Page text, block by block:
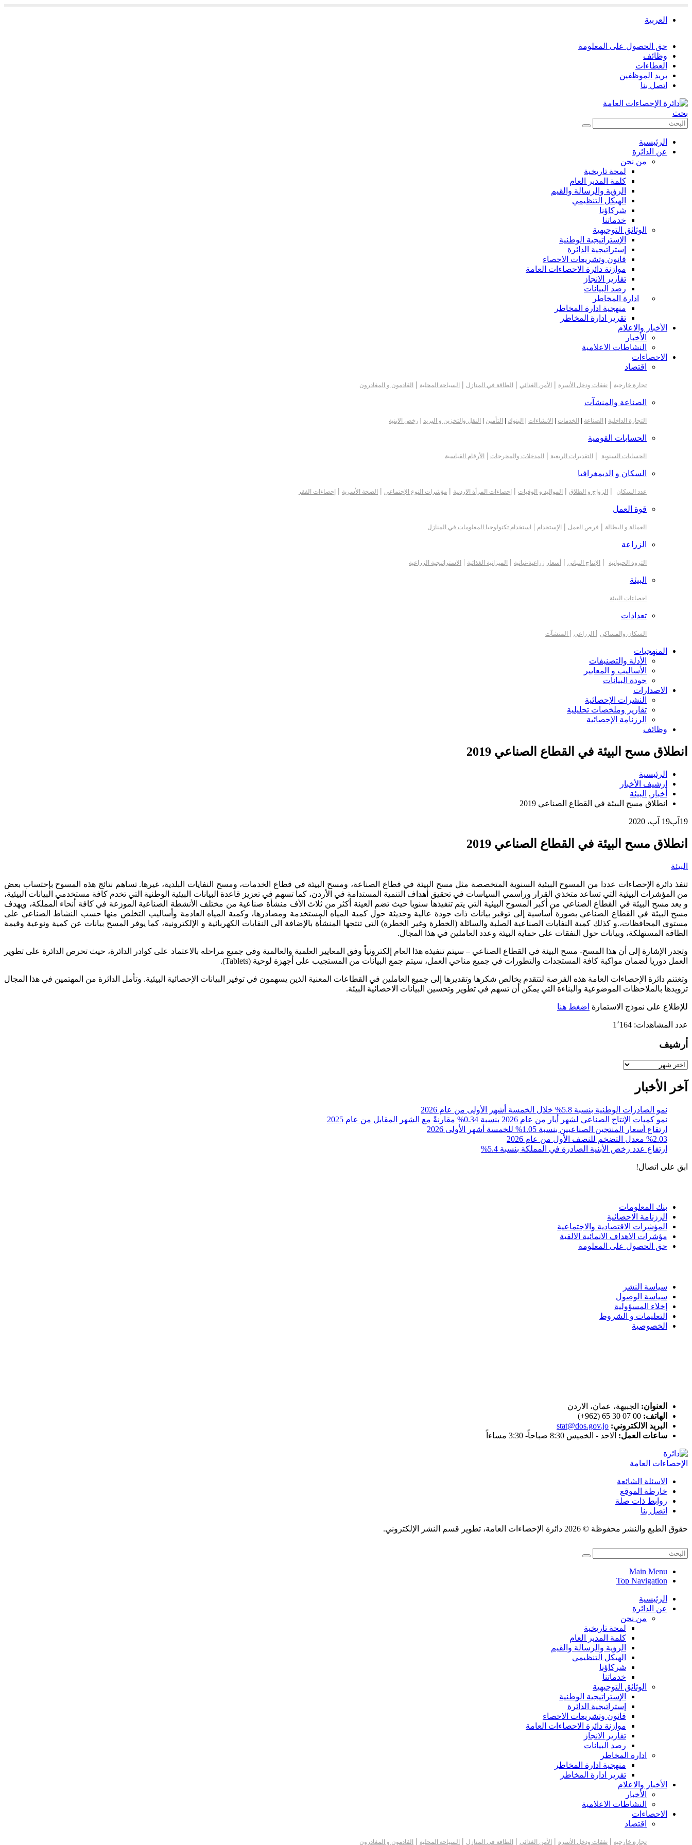
العربية
حق الحصول على المعلومة
وظائف
العطاءات
بريد الموظفين
اتصل بنا
بحث
الرئيسية
عن الدائرة
من نحن
لمحة تاريخية
كلمة المدير العام
الرؤية والرسالة والقيم
الهيكل التنظيمي
شركاؤنا
خدماتنا
الوثائق التوجيهية
الإستراتيجية الوطنية
إستراتيجية الدائرة
قانون وتشريعات الاحصاء
موازنة دائرة الاحصاءات العامة
تقارير الانجاز
رصد البيانات
ادارة المخاطر
منهجية ادارة المخاطر
تقرير ادارة المخاطر
الأخبار والاعلام
الأخبار
النشاطات الاعلامية
الاحصاءات
اقتصاد
تجارة خارجية | نفقات ودخل الأسرة | الأمن الغذائي | الطاقة في المنازل | السياحة المحلية | القادمون و المغادرون
الصناعة والمنشآت
التجارة الداخلية الصناعة الخدمات الانشاءات البنوك التأمين النقل والتخزين و البريد رخص الابنية
الحسابات القومية
الحسابات السنوية | التقديرات الربعية | المدخلات والمخرجات | الأرقام القياسية
السكان و الديمغرافيا
عدد السكان | الزواج و الطلاق | المواليد و الوفيات | إحصاءات المرأة الاردنية | مؤشرات النوع الإجتماعي | الصحة الأسرية | إحصاءات الفقر
قوة العمل
العمالة و البطالة | فرص العمل | الإستخدام | استخدام تكنولوجيا المعلومات في المنازل
الزراعة
الثروة الحيوانية | الإنتاج النباتي | أسعار زراعية-نباتية | الميزانية الغذائية | الاستراتيجية الزراعية
البيئة
احصاءات البيئة
تعدادات
السكان والمساكن | الزراعي | المنشآت
المنهجيات
الأدلة والتصنيفات
الأساليب و المعايير
جودة البيانات
الاصدارات
النشرات الإحصائية
تقارير وملخصات تحليلية
الرزنامة الإحصائية
وظائف
انطلاق مسح البيئة في القطاع الصناعي 2019
الرئيسية
ارشيف الأخبار
أخبار , البيئة
انطلاق مسح البيئة في القطاع الصناعي 2019
19 آب19 آب، 2020
انطلاق مسح البيئة في القطاع الصناعي 2019
البيئة
تنفذ دائرة الإحصاءات عددا من المسوح البيئية السنوية المتخصصة مثل مسح البيئة في قطاع الصناعة، ومسح البيئة في قطاع الخدمات، ومسح النفايات البلدية، غيرها. تساهم نتائج هذه المسوح بإحتساب بعض
من المؤشرات البيئية التي تساعد متخذي القرار وراسمي السياسات في تحقيق أهداف التنمية المستدامة في الأردن، كما تسهم في تعزيز قاعدة البيانات البيئية الوطنية التي تخدم كافة مستخدمي البيانات البيئية،
و يعد مسح البيئة في القطاع الصناعي من أكبر المسوح البيئية التي يتم تنفيذها سنويا حيث تضم العينة أكثر من ثلاث الأف منشأة صناعية من مختلف الأنشطة الصناعية الموزعة في كافة أنحاء المملكة، ويهدف
مسح البيئة في القطاع الصناعي بصورة أساسية إلى توفير بيانات ذات جودة عالية وحديثة حول كمية المياه المستخدمة ومصادرها، وكمية المياه العادمة وأساليب التخلص منها حسب النشاط الصناعي على
مستوى المحافظات،.و كذلك كمية النفايات الصناعية الصلبة والسائلة (الخطرة وغير الخطرة) التي تنتجها المنشأة بالإضافة الى النفايات الكهربائية و الإلكترونية، كما يوفر المسح بيانات عن كمية ونوعية وقيمة
الطاقة المستهلكة، وبيانات حول النفقات على حماية البيئة وعدد العاملين في هذا المجال.
وتجدر الإشارة إلى أن هذا المسح- مسح البيئة في القطاع الصناعي – سيتم تنفيذه هذا العام إلكترونياً وفق المعايير العلمية والعالمية وفي جميع مراحله بالاعتماد على كوادر الدائرة، حيث تحرص الدائرة على تطوير
العمل دوريا لضمان مواكبة كافة المستجدات والتطورات في جميع مناحي العمل، سيتم جمع البيانات من المستجيب على أجهزة لوحية (Tablets).
وتغتنم دائرة الإحصاءات العامة هذه الفرصة لتتقدم بخالص شكرها وتقديرها إلى جميع العاملين في القطاعات المعنية الذين يسهمون في توفير البيانات الإحصائية البيئية. وتأمل الدائرة من المهتمين في هذا المجال
تزويدها بالملاحظات الموضوعية والبناءة التي يمكن أن تسهم في تطوير وتحسين البيانات الاحصائية البيئة.
للإطلاع على نموذج الاستمارة اضغط هنا
عدد المشاهدات: 1٬164
أرشيف
أرشيف
آخر الأخبار
نمو الصادرات الوطنية بنسبة 5.8% خلال الخمسة أشهر الأولى من عام 2026
نمو كميات الإنتاج الصناعي لشهر أيار من عام 2026 بنسبة 0.34% مقارنةً مع الشهر المقابل من عام 2025
ارتفاع أسعار المنتجين الصناعيين بنسبة 1.05% للخمسة أشهر الأولى 2026
%2.03 معدل التضخم للنصف الأول من عام 2026
ارتفاع عدد رخص الأبنية الصادرة في المملكة بنسبة 5.4%
ابق على اتصال!
بنك المعلومات
الرزنامة الاحصائية
المؤشرات الاقتصادية والاجتماعية
مؤشرات الاهداف الانمائية الالفية
حق الحصول على المعلومة
سياسة النشر
سياسة الوصول
إخلاء المسؤولية
التعليمات و الشروط
الخصوصية
العنوان: الجبيهة، عمان، الاردن
الهاتف: 00 07 30 65 (962+)
البريد الالكتروني: stat@dos.gov.jo
ساعات العمل: الاحد - الخميس 8:30 صباحاً- 3:30 مساءاً
الاسئلة الشائعة
خارطة الموقع
روابط ذات صلة
اتصل بنا
حقوق الطبع والنشر محفوظة © 2026 دائرة الإحصاءات العامة، تطوير قسم النشر الإلكتروني.
Main Menu
Top Navigation
الرئيسية
عن الدائرة
من نحن
لمحة تاريخية
كلمة المدير العام
الرؤية والرسالة والقيم
الهيكل التنظيمي
شركاؤنا
خدماتنا
الوثائق التوجيهية
الإستراتيجية الوطنية
إستراتيجية الدائرة
قانون وتشريعات الاحصاء
موازنة دائرة الاحصاءات العامة
تقارير الانجاز
رصد البيانات
ادارة المخاطر
منهجية ادارة المخاطر
تقرير ادارة المخاطر
الأخبار والاعلام
الأخبار
النشاطات الاعلامية
الاحصاءات
اقتصاد
تجارة خارجية | نفقات ودخل الأسرة | الأمن الغذائي | الطاقة في المنازل | السياحة المحلية | القادمون و المغادرون